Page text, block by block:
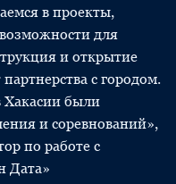
в проекты,
для
и открытие
с городом.
Хакасии были
и соревнований»,
по работе с
Дата»